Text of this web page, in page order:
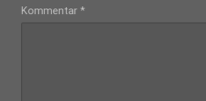
Kommentar *